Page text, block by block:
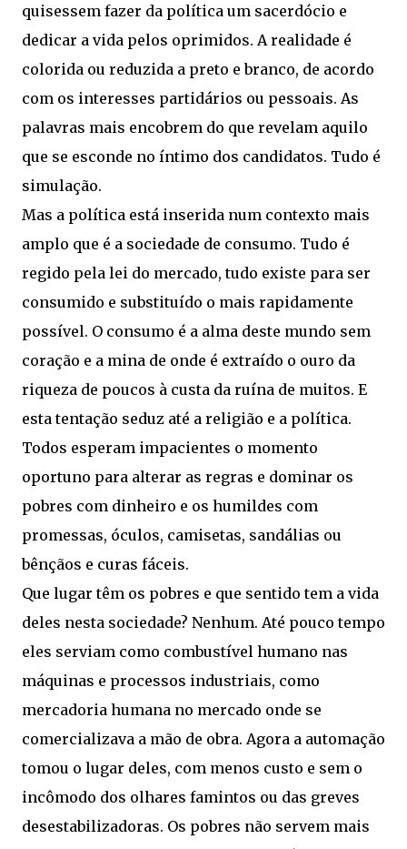
quisessem fazer da política um sacerdócio e
dedicar a vida pelos oprimidos. A realidade é
colorida ou reduzida a preto e branco, de acordo
com os interesses partidários ou pessoais. As
palavras mais encobrem do que revelam aquilo
que se esconde no íntimo dos candidatos. Tudo é
simulação.
Mas a política está inserida num contexto mais
amplo que é a sociedade de consumo. Tudo é
regido pela lei do mercado, tudo existe para ser
consumido e substituído o mais rapidamente
possível. O consumo é a alma deste mundo sem
coração e a mina de onde é extraído o ouro da
riqueza de poucos à custa da ruína de muitos. E
esta tentação seduz até a religião e a política.
Todos esperam impacientes o momento
oportuno para alterar as regras e dominar os
pobres com dinheiro e os humildes com
promessas, óculos, camisetas, sandálias ou
bênçãos e curas fáceis.
Que lugar têm os pobres e que sentido tem a vida
deles nesta sociedade? Nenhum. Até pouco tempo
eles serviam como combustível humano nas
máquinas e processos industriais, como
mercadoria humana no mercado onde se
comercializava a mão de obra. Agora a automação
tomou o lugar deles, com menos custo e sem o
incômodo dos olhares famintos ou das greves
desestabilizadoras. Os pobres não servem mais